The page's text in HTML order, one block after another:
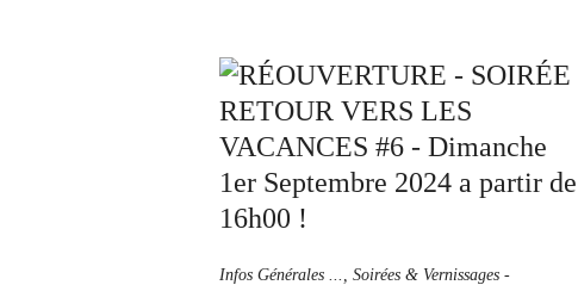
Infos Générales ... , Soirées & Vernissages -